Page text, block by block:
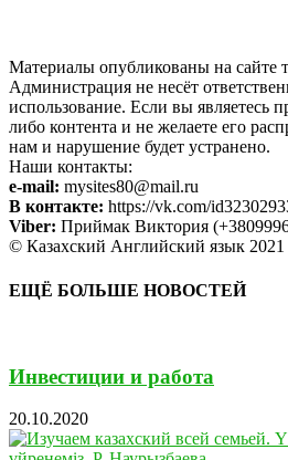
Материалы опубликованы на сайте
Администрация не несёт
использование. Если вы являетесь
либо контента и не желаете его
нам и нарушение будет устранено.
Наши контакты:
e-mail: mysites80@mail.ru
В контакте: https://vk.com/
Viber: Приймак Виктория
© Казахский Английский язык 2021
ЕЩЁ БОЛЬШЕ НОВОСТЕЙ
Инвестиции и работа
20.10.2020